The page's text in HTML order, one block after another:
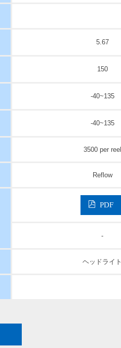
5.67
150
-40~135
-40~135
3500 per reel
Reflow
PDF
-
ヘッドライト